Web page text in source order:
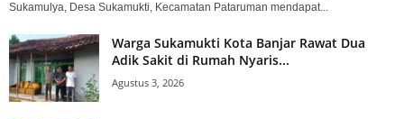
Sukamulya, Desa Sukamukti, Kecamatan Pataruman mendapat...
Warga Sukamukti Kota Banjar Rawat Dua
Adik Sakit di Rumah Nyaris...
Agustus 3, 2026